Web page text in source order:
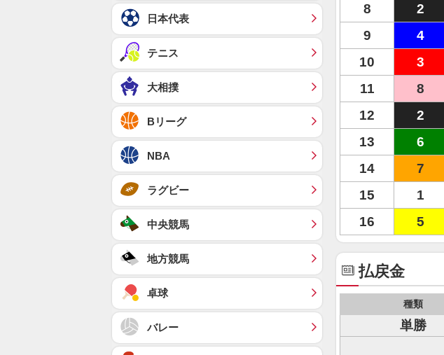
8
2
9
4
10
3
11
8
12
2
13
6
14
7
15
1
16
5
払戻金
種類
単勝
日本代表
テニス
大相撲
Bリーグ
NBA
ラグビー
中央競馬
地方競馬
卓球
バレー